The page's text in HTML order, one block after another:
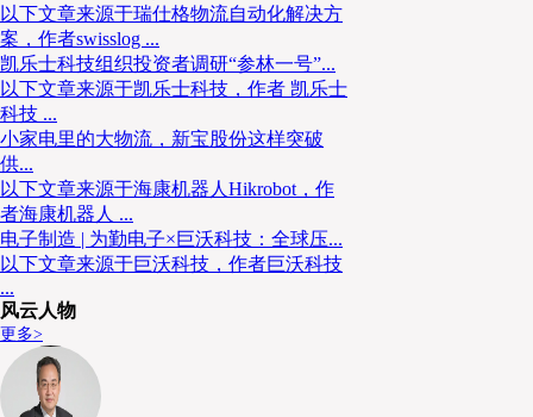
▲ 目标是在2030年代中期之前，在日本货运量最大的
段上实施该系统。
以下文章来源于瑞仕格物流自动化解决方
案，作者swisslog ...
凯乐士科技组织投资者调研“参林一号”...
以下文章来源于凯乐士科技，作者 凯乐士
科技 ...
小家电里的大物流，新宝股份这样突破
供...
以下文章来源于海康机器人Hikrobot，作
者海康机器人 ...
电子制造 | 为勤电子×巨沃科技：全球压...
以下文章来源于巨沃科技，作者巨沃科技
...
风云人物
更多>